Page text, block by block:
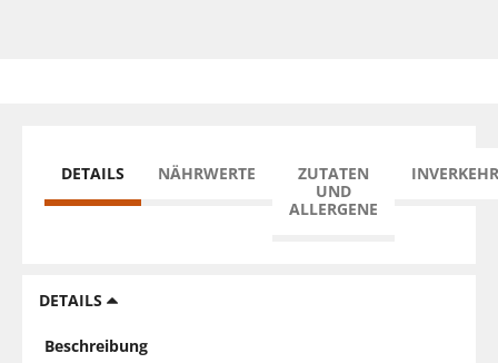
DETAILS NÄHRWERTE
ZUTATEN
UND
ALLERGENE
DETAILS
Beschreibung